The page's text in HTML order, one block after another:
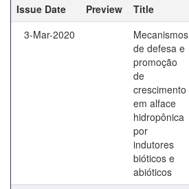
Issue Date
Preview Title
3-Mar-2020
Mecanismos
de defesa e
promoção
de
crescimento
em alface
hidropônica
por
indutores
bióticos e
abióticos